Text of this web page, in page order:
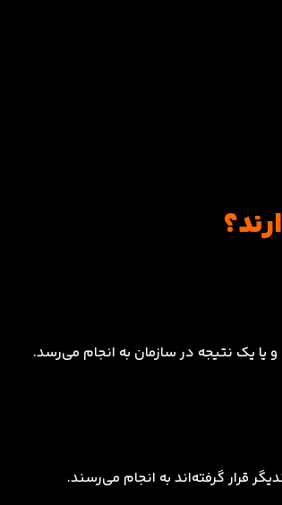
یک نتیجه در سازمان به انجام می‌رسد.
قرار گرفته‌اند به انجام می‌رسند.